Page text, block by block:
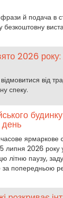
й подача в
безкоштовну
2026
від
спеку.
день
липня 2026
паузу,
попередньою